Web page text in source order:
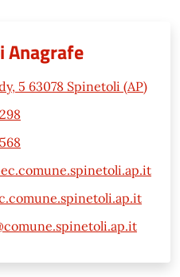
Anagrafe
5 63078 Spinetoli (AP)